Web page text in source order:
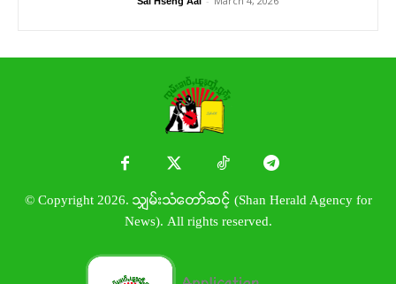
© Copyright 2026. သျှမ်းသံတော်ဆင့် (Shan Herald Agency for
News). All rights reserved.